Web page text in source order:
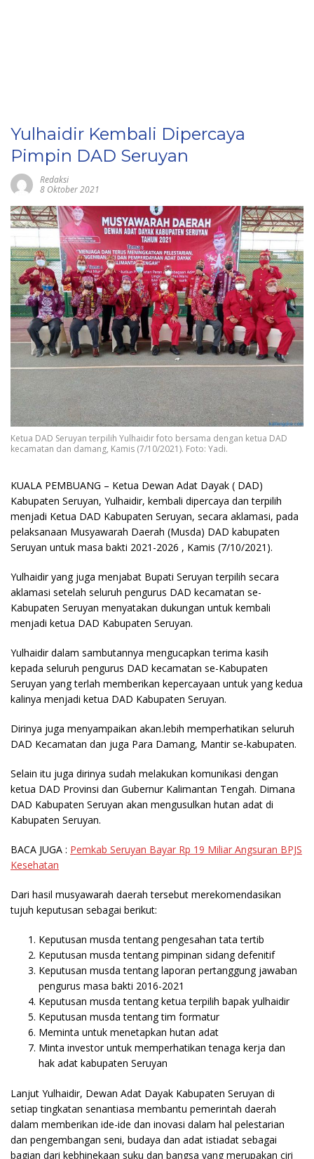
Yulhaidir Kembali Dipercaya
Pimpin DAD Seruyan
Redaksi
8 Oktober 2021
Ketua DAD Seruyan terpilih Yulhaidir foto bersama dengan ketua DAD
kecamatan dan damang, Kamis (7/10/2021). Foto: Yadi.
KUALA PEMBUANG – Ketua Dewan Adat Dayak ( DAD)
Kabupaten Seruyan, Yulhaidir, kembali dipercaya dan terpilih
menjadi Ketua DAD Kabupaten Seruyan, secara aklamasi, pada
pelaksanaan Musyawarah Daerah (Musda) DAD kabupaten
Seruyan untuk masa bakti 2021-2026 , Kamis (7/10/2021).
Yulhaidir yang juga menjabat Bupati Seruyan terpilih secara
aklamasi setelah seluruh pengurus DAD kecamatan se-
Kabupaten Seruyan menyatakan dukungan untuk kembali
menjadi ketua DAD Kabupaten Seruyan.
Yulhaidir dalam sambutannya mengucapkan terima kasih
kepada seluruh pengurus DAD kecamatan se-Kabupaten
Seruyan yang terlah memberikan kepercayaan untuk yang kedua
kalinya menjadi ketua DAD Kabupaten Seruyan.
Dirinya juga menyampaikan akan.lebih memperhatikan seluruh
DAD Kecamatan dan juga Para Damang, Mantir se-kabupaten.
Selain itu juga dirinya sudah melakukan komunikasi dengan
ketua DAD Provinsi dan Gubernur Kalimantan Tengah. Dimana
DAD Kabupaten Seruyan akan mengusulkan hutan adat di
Kabupaten Seruyan.
BACA JUGA : Pemkab Seruyan Bayar Rp 19 Miliar Angsuran BPJS
Kesehatan
Dari hasil musyawarah daerah tersebut merekomendasikan
tujuh keputusan sebagai berikut:
Keputusan musda tentang pengesahan tata tertib
Keputusan musda tentang pimpinan sidang defenitif
Keputusan musda tentang laporan pertanggung jawaban
pengurus masa bakti 2016-2021
Keputusan musda tentang ketua terpilih bapak yulhaidir
Keputusan musda tentang tim formatur
Meminta untuk menetapkan hutan adat
Minta investor untuk memperhatikan tenaga kerja dan
hak adat kabupaten Seruyan
Lanjut Yulhaidir, Dewan Adat Dayak Kabupaten Seruyan di
setiap tingkatan senantiasa membantu pemerintah daerah
dalam memberikan ide-ide dan inovasi dalam hal pelestarian
dan pengembangan seni, budaya dan adat istiadat sebagai
bagian dari kebhinekaan suku dan bangsa yang merupakan ciri